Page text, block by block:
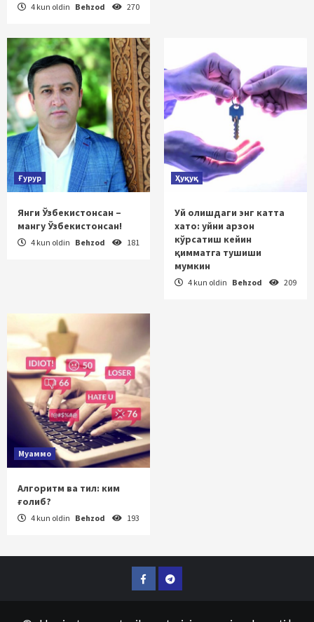
4 kun oldin Behzod 270
Ғурур
Янги Ўзбекистонсан –
мангу Ўзбекистонсан!
4 kun oldin Behzod 181
Ҳуқуқ
Уй олишдаги энг катта
хато: уйни арзон
кўрсатиш кейин
қимматга тушиши
мумкин
4 kun oldin Behzod 209
Муаммо
Алгоритм ва тил: ким
ғолиб?
4 kun oldin Behzod 193
FacebookTelegram